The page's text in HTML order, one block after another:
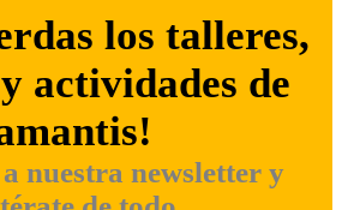
los talleres,
actividades de
nuestra newsletter y